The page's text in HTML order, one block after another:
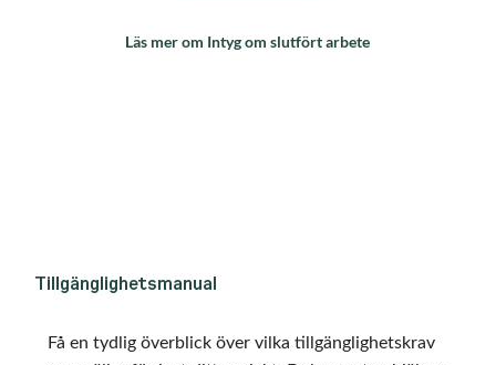
Läs mer om Intyg om slutfört arbete
Tillgänglighetsmanual
Få en tydlig överblick över vilka tillgänglighetskrav